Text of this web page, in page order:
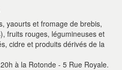
yaourts et fromage de brebis,
fruits rouges, légumineuses et
cidre et produits dérivés de la
à la Rotonde - 5 Rue Royale.